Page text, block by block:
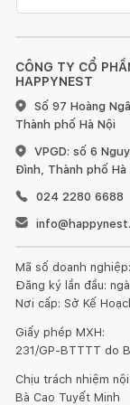
CÔNG TY CỔ
HAPPYNEST
Số 97 Hoàng
Thành phố Hà Nội
VPGD: số 6
Đình, Thành phố Hà
024 2280 6688
Mã số doanh
Đăng ký lần đầu:
Nơi cấp: Sở Kế
Giấy phép MXH:
231/GP-BTTTT do
Chịu trách nhiệm
Bà Cao Tuyết Minh